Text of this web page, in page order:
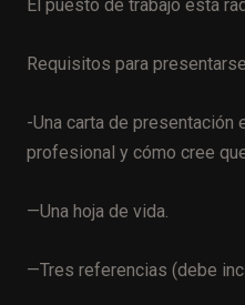
El puesto de trabajo está
Requisitos para
-Una carta de
profesional y cómo cree
—Una hoja de vida.
—Tres referencias (debe